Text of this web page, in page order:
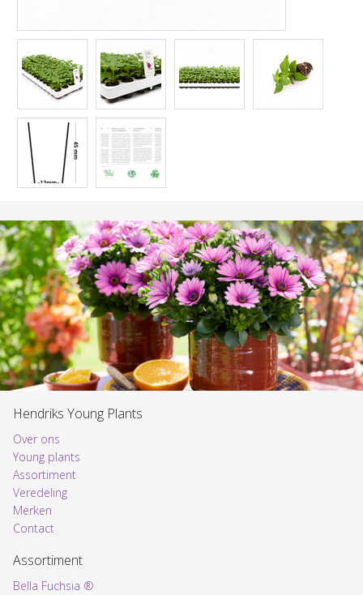
Hendriks Young Plants
Over ons
Young plants
Assortiment
Voorpagina
Veredeling
Merken
Contact
Assortiment
Bella Fuchsia ®